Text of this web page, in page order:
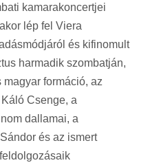
kamarakoncertjei
lép fel Viera
és kifinomult
harmadik szombatján,
formáció, az
Csenge, a
dallamai, a
és az ismert